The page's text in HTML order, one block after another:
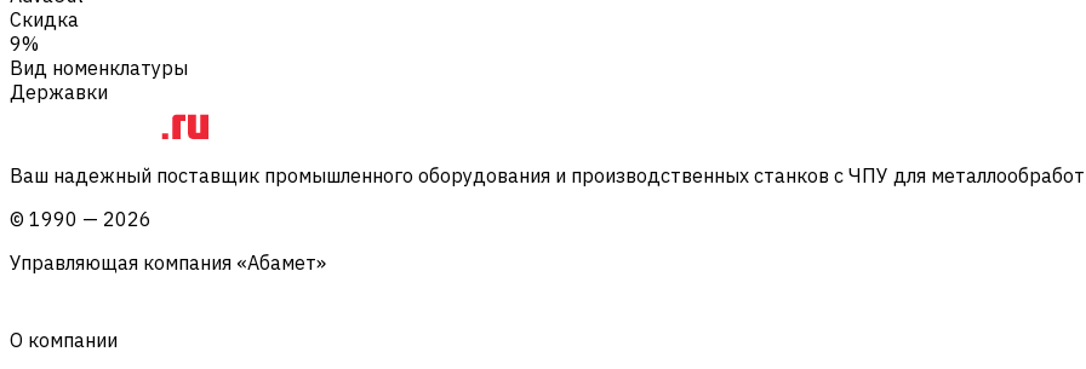
Скидка
9%
Вид номенклатуры
Державки
Ваш надежный поставщик промышленного оборудования и производственных станков с ЧПУ для
© 1990 — 2026
Управляющая компания «Абамет»
О компании